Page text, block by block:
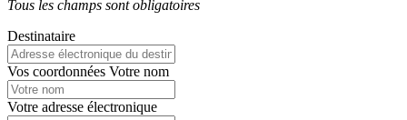
Tous les champs sont obligatoires
Destinataire
Vos coordonnées Votre nom
Votre adresse électronique